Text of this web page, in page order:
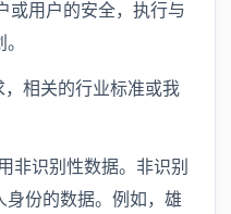
或用户的安全，执行与
相关的行业标准或我
非识别性数据。非识别
身份的数据。例如，雄